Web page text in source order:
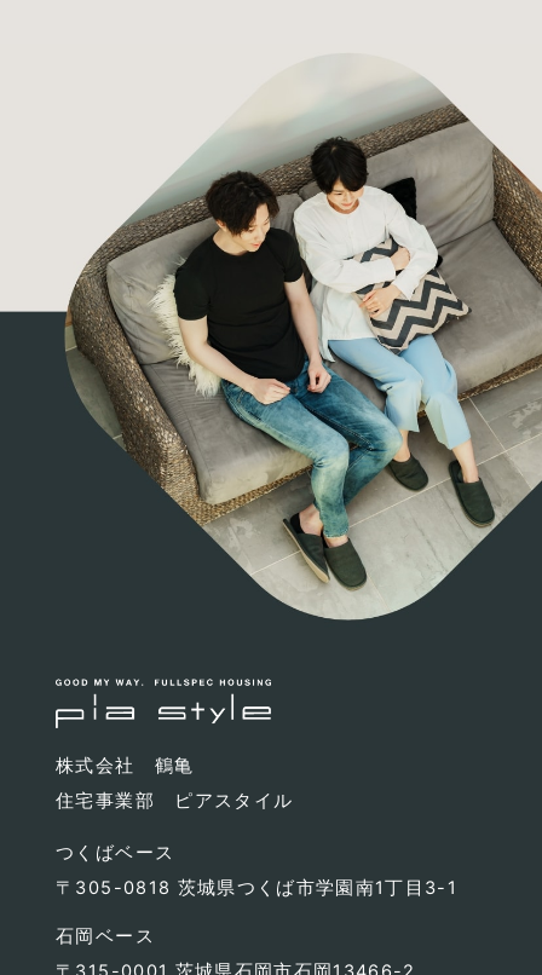
当社は，ユーザーについて，利用したサービスやソフ
トウエア，購入した商品，閲覧したページや広告の履
歴，検索した検索キーワード，利用日時，利用方法，
利用環境（携帯端末を通じてご利用の場合の当該端末
の通信状態，利用に際しての各種設定情報なども含み
ます），IPアドレス，クッキー情報，位置情報，端末
の個体識別情報などの履歴情報および特性情報を，ユ
ーザーが当社や提携先のサービスを利用しまたはペー
ジを閲覧する際に収集します。
第３条（個人情報を収集・利用する目的）
当社が個人情報を収集・利用する目的は，以下のとお
（1）ユーザーに自分の登録情報の閲覧や修正，利用状
況の閲覧を行っていただくために，氏名，住所，連絡
先，支払方法などの登録情報，利用されたサービスや
購入された商品，およびそれらの代金などに関する情
（2）ユーザーにお知らせや連絡をするためにメール
り必要に応じて連絡したりするため，氏名や住所など
の連絡先情報を利用する目的
月日，住所，電話番号，銀行口座番号，クレジットカ
ード番号，運転免許証番号，配達証明付き郵便の到達
結果などの情報を利用する目的
（4）ユーザーに代金を請求するために，購入された
商品名や数量，利用されたサービスの種類や期間，回
数，請求金額，氏名，住所，銀行口座番号やクレジッ
目的
株式会社 鶴亀
住宅事業部 ピアスタイル
つくばベース
〒305-0818 茨城県つくば市学園南1丁目3-1
石岡ベース